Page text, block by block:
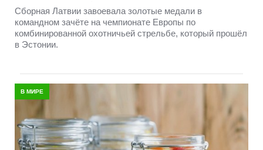
Сборная Латвии завоевала золотые медали в
командном зачёте на чемпионате Европы по
комбинированной охотничьей стрельбе, который прошёл
в Эстонии.
В МИРЕ